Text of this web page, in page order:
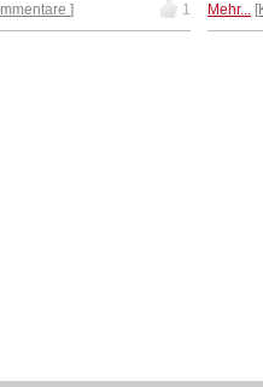
Partie des Jahres, die
1
Open
Mehr...